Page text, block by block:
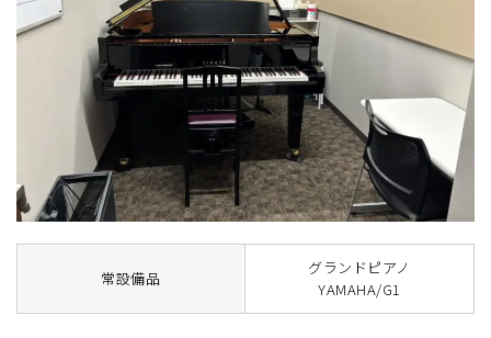
常設備品
グランドピアノ
YAMAHA/G1